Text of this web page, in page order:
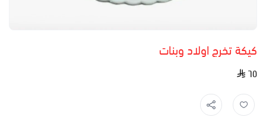
كيكة تخرج اولاد وبنات
٦٥